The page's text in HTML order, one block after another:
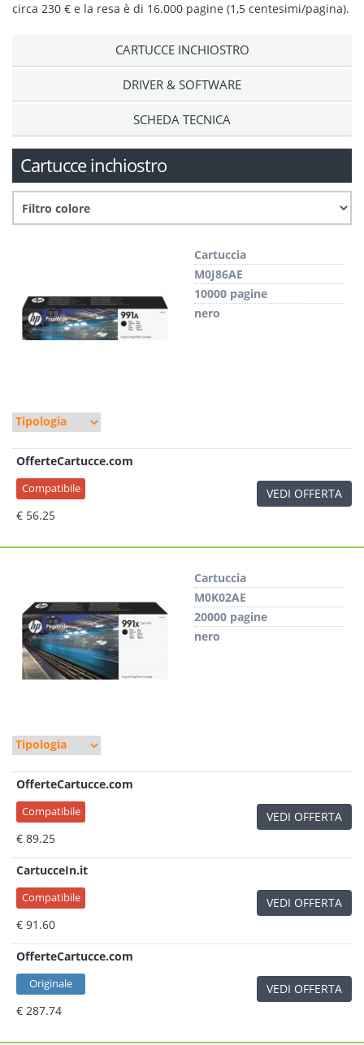
circa 230 € e la resa è di 16.000 pagine (1,5 centesimi/pagina).
CARTUCCE INCHIOSTRO
DRIVER & SOFTWARE
SCHEDA TECNICA
Cartucce inchiostro
Cartuccia
M0J86AE
10000 pagine
nero
OfferteCartucce.com
Compatibile
€ 56.25
VEDI OFFERTA
Cartuccia
M0K02AE
20000 pagine
nero
OfferteCartucce.com
Compatibile
€ 89.25
VEDI OFFERTA
CartucceIn.it
Compatibile
€ 91.60
VEDI OFFERTA
OfferteCartucce.com
Originale
€ 287.74
VEDI OFFERTA